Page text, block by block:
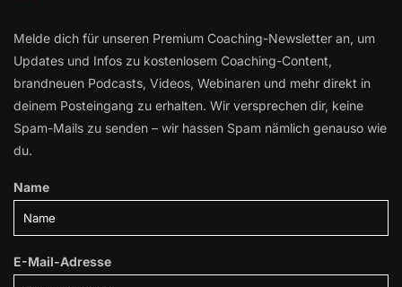
Melde dich für unseren Premium Coaching-Newsletter an, um
Updates und Infos zu kostenlosem Coaching-Content,
brandneuen Podcasts, Videos, Webinaren und mehr direkt in
deinem Posteingang zu erhalten. Wir versprechen dir, keine
Spam-Mails zu senden – wir hassen Spam nämlich genauso wie
du.
Name
E-Mail-Adresse